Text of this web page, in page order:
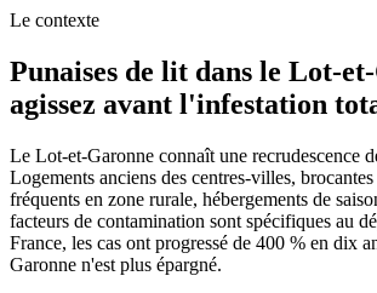
Le contexte
Punaises de lit dans le Lot-
agissez avant l'infestation
Le Lot-et-Garonne connaît une recrudescence
Logements anciens des centres-villes,
fréquents en zone rurale, hébergements de
facteurs de contamination sont spécifiques au
France, les cas ont progressé de 400 % en dix
Garonne n'est plus épargné.